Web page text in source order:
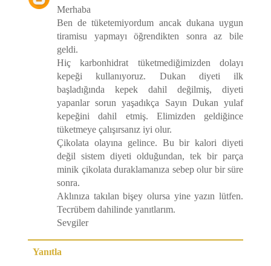
Merhaba
Ben de tüketemiyordum ancak dukana uygun
tiramisu yapmayı öğrendikten sonra az bile
geldi.
Hiç karbonhidrat tüketmediğimizden dolayı
kepeği kullanıyoruz. Dukan diyeti ilk
başladığında kepek dahil değilmiş, diyeti
yapanlar sorun yaşadıkça Sayın Dukan yulaf
kepeğini dahil etmiş. Elimizden geldiğince
tüketmeye çalışırsanız iyi olur.
Çikolata olayına gelince. Bu bir kalori diyeti
değil sistem diyeti olduğundan, tek bir parça
minik çikolata duraklamanıza sebep olur bir süre
sonra.
Aklınıza takılan bişey olursa yine yazın lütfen.
Tecrübem dahilinde yanıtlarım.
Sevgiler
Yanıtla